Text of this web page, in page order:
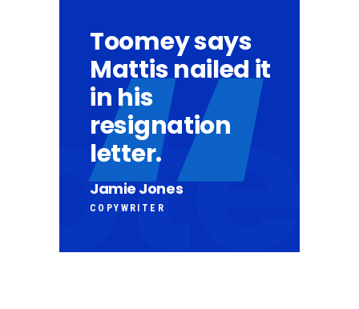
Toomey says
Mattis nailed it
in his
resignation
letter.
Jamie Jones
COPYWRITER